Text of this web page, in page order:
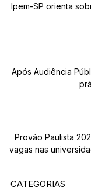
Ipem-SP orienta
Após Audiência
Provão Paulista
vagas nas
CATEGORIAS